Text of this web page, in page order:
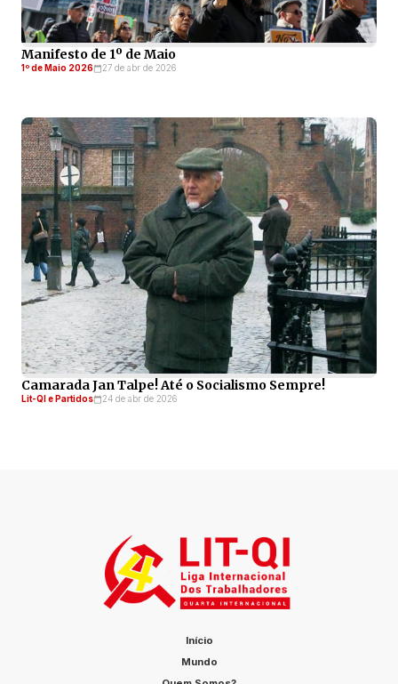
Manifesto de 1º de Maio
1º de Maio 2026 27 de abr de 2026
Camarada Jan Talpe! Até o Socialismo Sempre!
Lit-QI e Partidos 24 de abr de 2026
Início
Mundo